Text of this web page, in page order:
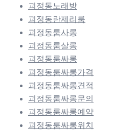
괴정동노래방
괴정동란제리룸
괴정동룸사롱
괴정동룸살롱
괴정동룸싸롱
괴정동룸싸롱가격
괴정동룸싸롱견적
괴정동룸싸롱문의
괴정동룸싸롱예약
괴정동룸싸롱위치